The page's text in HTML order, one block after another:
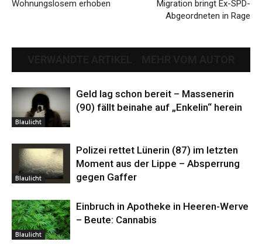
Wohnungslosem erhoben
Migration bringt Ex-SPD-
Abgeordneten in Rage
Blaulicht
Geld lag schon bereit – Massenerin
(90) fällt beinahe auf „Enkelin“ herein
Blaulicht
Polizei rettet Lünerin (87) im letzten
Moment aus der Lippe – Absperrung
gegen Gaffer
Blaulicht
Einbruch in Apotheke in Heeren-Werve
– Beute: Cannabis